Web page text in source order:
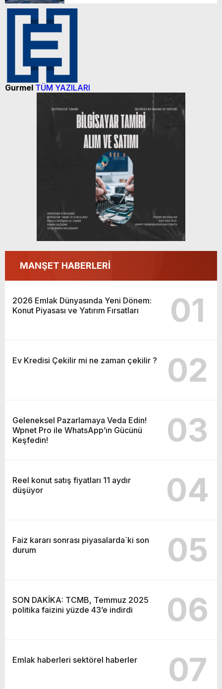
Karın yüzde 25’i Gazzeye Bağışlıyoruz
Gurmel TÜM YAZILARI
MANŞET HABERLERİ
2026 Emlak Dünyasında Yeni Dönem:
Konut Piyasası ve Yatırım Fırsatları
01
Ev Kredisi Çekilir mi ne zaman çekilir ? 02
Geleneksel Pazarlamaya Veda Edin!
Wpnet Pro ile WhatsApp’ın Gücünü
Keşfedin!
03
Reel konut satış fiyatları 11 aydır
düşüyor
04
Faiz kararı sonrası piyasalarda`ki son
durum
05
SON DAKİKA: TCMB, Temmuz 2025
politika faizini yüzde 43’e indirdi
06
Emlak haberleri sektörel haberler 07